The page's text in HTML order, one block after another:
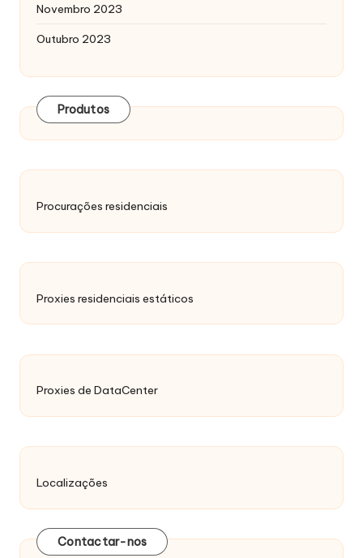
Novembro 2023
Outubro 2023
Produtos
Procurações residenciais
Proxies residenciais estáticos
Proxies de DataCenter
Localizações
Contactar-nos